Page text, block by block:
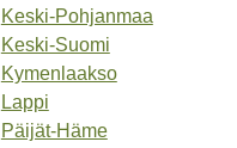
Keski-Pohjanmaa
Keski-Suomi
Kymenlaakso
Lappi
Päijät-Häme